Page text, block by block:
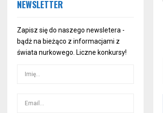
NEWSLETTER
Zapisz się do naszego newsletera -
bądż na bieżąco z informacjami z
świata nurkowego. Liczne konkursy!